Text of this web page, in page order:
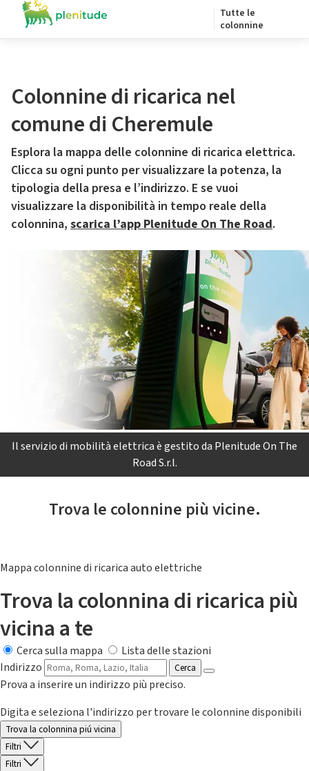
Tutte le
colonnine
Colonnine di ricarica nel
comune di Cheremule
Esplora la mappa delle colonnine di ricarica elettrica.
Clicca su ogni punto per visualizzare la potenza, la
tipologia della presa e l’indirizzo. E se vuoi
visualizzare la disponibilità in tempo reale della
colonnina, scarica l’app Plenitude On The Road.
Il servizio di mobilità elettrica è gestito da Plenitude On The
Road S.r.l.
Trova le colonnine più vicine.
Mappa colonnine di ricarica auto elettriche
Trova la colonnina di ricarica più
vicina a te
Cerca sulla mappa
Lista delle stazioni
Indirizzo
Cerca
Prova a inserire un indirizzo più preciso.
Digita e seleziona l'indirizzo per trovare le colonnine disponibili
Trova la colonnina piú vicina
Filtri
Filtri